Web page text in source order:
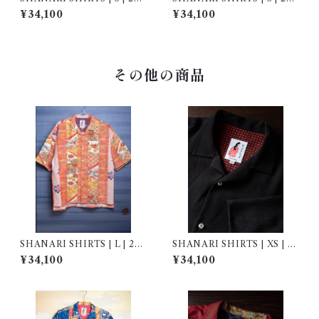
039
¥34,100
032
¥34,100
その他の商品
SHANARI SHIRTS | L | 263
077
¥34,100
SHANARI SHIRTS | XS | 2
64033
¥34,100